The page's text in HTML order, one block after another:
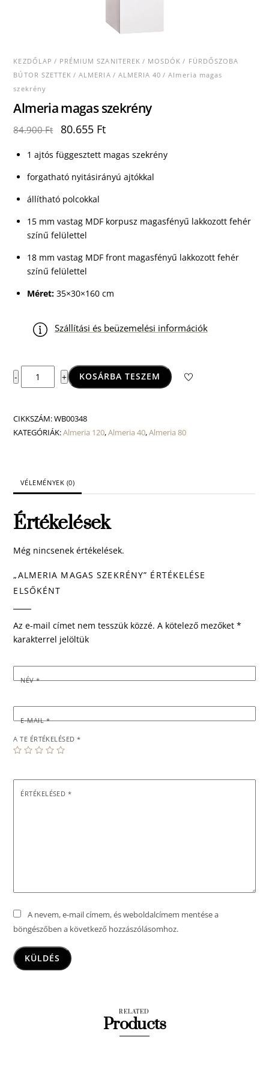
KEZDŐLAP / PRÉMIUM SZANITEREK / MOSDÓK / FÜRDŐSZOBA
BÚTOR SZETTEK /ALMERIA/ ALMERIA 40 / Almeria magas
szekrény
Almeria magas szekrény
84.900Ft
Original
was:
84.900 Ft.
80.655 FtCurrent
is:
80.655 Ft.
1 ajtós függesztett magas szekrény
forgatható nyitásirányú ajtókkal
állítható polcokkal
15 mm vastag MDF korpusz magasfényű lakkozott fehér
színű felülettel
18 mm vastag MDF front magasfényű lakkozott fehér
színű felülettel
Méret:35×30×160 cm
Szállítási és beüzemelési információk
-
Almeria
magas
mennyiség
+ KOSÁRBA TESZEM
CIKKSZÁM:WB00348
KATEGÓRIÁK:Almeria 120,Almeria 40,Almeria 80
VÉLEMÉNYEK (0)
Értékelések
Még nincsenek értékelések.
„ALMERIA MAGAS SZEKRÉNY” ÉRTÉKELÉSE
ELSŐKÉNT
Az e-mail címet nem tesszük közzé. A kötelező mezőket*
karakterrel jelöltük
NÉV*
E-MAIL*
A TE ÉRTÉKELÉSED*
ÉRTÉKELÉSED *
A nevem, e-mail címem, és weboldalcímem mentése a
böngészőben a következő hozzászólásomhoz.
RELATED
Products